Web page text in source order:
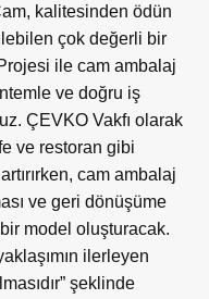
kalitesinden ödün
çok değerli bir
ile cam ambalaj
ve doğru iş
ÇEVKO Vakfı olarak
ve restoran gibi
cam ambalaj
ve geri dönüşüme
bir model oluşturacak.
ilerleyen
şeklinde